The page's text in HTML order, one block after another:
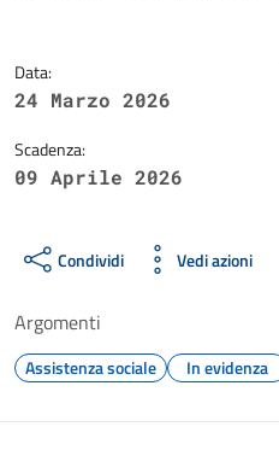
Data:
24 Marzo 2026
Scadenza:
09 Aprile 2026
Condividi Vedi azioni
Argomenti
Assistenza sociale In evidenza